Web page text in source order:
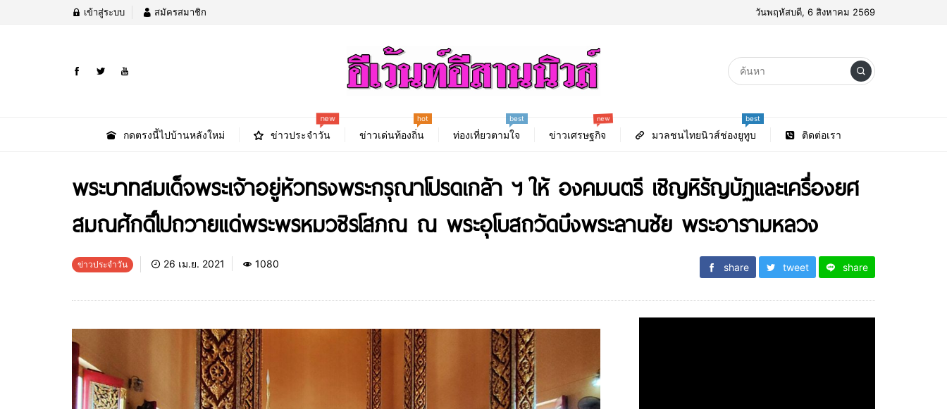
เข้าสู่ระบบ สมัครสมาชิก วันพฤหัสบดี, 6 สิงหาคม 2569
กดตรงนี้ไปบ้านหลังใหม่ ข่าวประจำวัน
new
ข่าวเด่นท้องถิ่น ท่องเที่ยวตามใจ
best
ข่าวเศรษฐกิจ
new
มวลชนไทยนิวส์ช่องยูทูบ ติดต่อเรา
พระบาทสมเด็จพระเจ้าอยู่หัวทรงพระกรุณาโปรดเกล้า ฯ ให้ องคมนตรี เชิญหิรัญบัฏและเครื่องยศ
สมณศักดิ์ไปถวายแด่พระพรหมวชิรโสภณ ณ พระอุโบสถวัดบึงพระลานชัย พระอารามหลวง
ข่าวประจำวัน 26 เม.ย. 2021 1080 share tweet share